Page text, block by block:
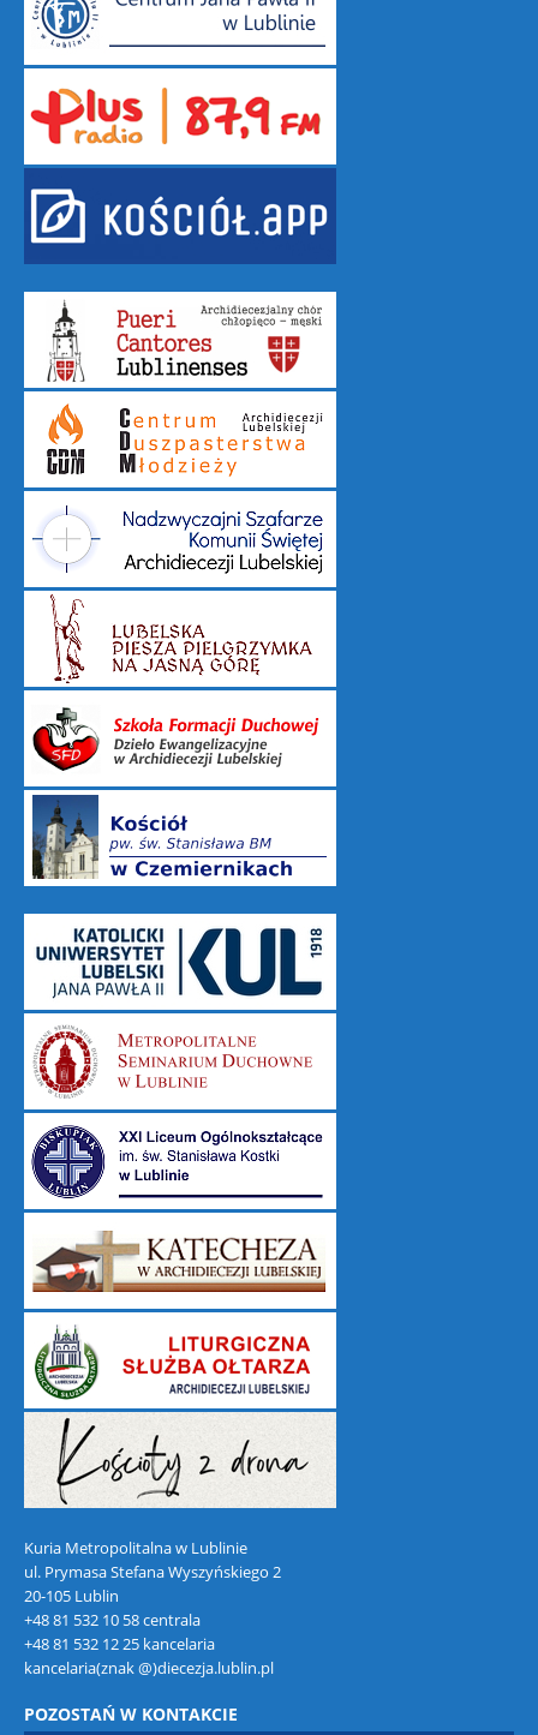
Kuria Metropolitalna w Lublinie
ul. Prymasa Stefana Wyszyńskiego 2
20-105 Lublin
+48 81 532 10 58 centrala
+48 81 532 12 25 kancelaria
kancelaria(znak @)diecezja.lublin.pl
POZOSTAŃ W KONTAKCIE